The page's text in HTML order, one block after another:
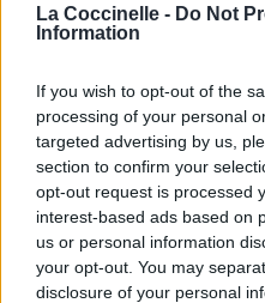
La Coccinelle - Do Not
Information
If you wish to opt-out of the
processing of your personal
targeted advertising by us,
section to confirm your
opt-out request is processed
interest-based ads based on
us or personal information
your opt-out. You may
disclosure of your personal
And you will see me there
Et vous m'y verrez quand ils
Je le mérite autant que vous